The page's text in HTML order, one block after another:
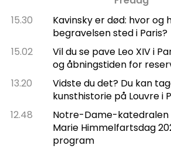
15.30
Kavinsky er død: hvor og
begravelsen sted i Paris?
15.02
Vil du se pave Leo XIV i
og åbningstiden for
13.20
Vidste du det? Du kan
kunsthistorie på Louvre i
12.48
Notre-Dame-katedralen
Marie Himmelfartsdag
program